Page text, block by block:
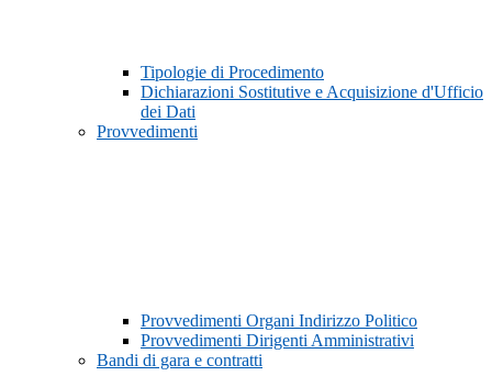
Tipologie di Procedimento
Dichiarazioni Sostitutive e Acquisizione d'Ufficio
dei Dati
Provvedimenti
Provvedimenti Organi Indirizzo Politico
Provvedimenti Dirigenti Amministrativi
Bandi di gara e contratti